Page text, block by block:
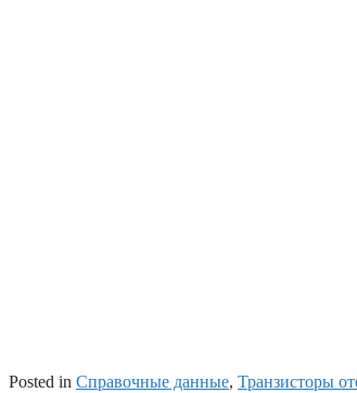
Posted in Справочные данные, Транзисторы